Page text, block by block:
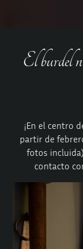
El burdel
¡En el centro
partir de
fotos
contacto